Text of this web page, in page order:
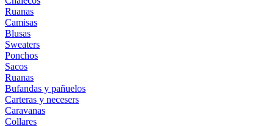
Ruanas
Camisas
Blusas
Sweaters
Ponchos
Sacos
Ruanas
Bufandas y pañuelos
Carteras y necesers
Caravanas
Collares